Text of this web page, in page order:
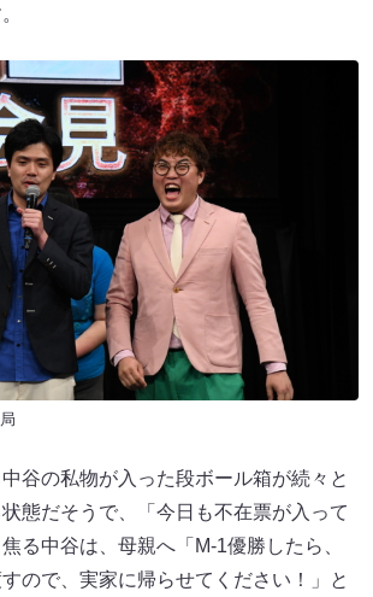
谷の私物が入った段ボール箱が続々と
態だそうで、「今日も不在票が入って
る中谷は、母親へ「M-1優勝したら、
ので、実家に帰らせてください！」と